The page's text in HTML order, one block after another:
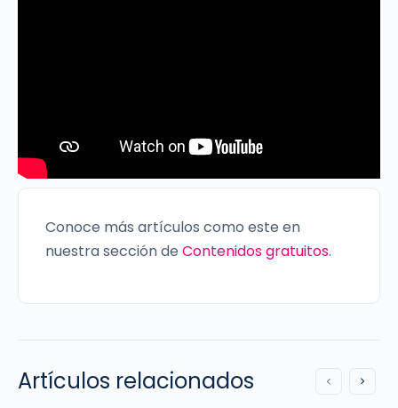
Conoce más artículos como este en
nuestra sección de Contenidos gratuitos.
Artículos relacionados